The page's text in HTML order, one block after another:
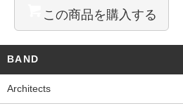
この商品を購入する
BAND
Architects